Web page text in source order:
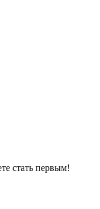
стать первым!